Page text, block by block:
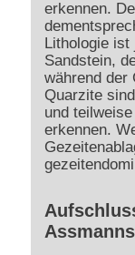
erkennen.
Lithologie ist
Sandstein,
während der
Quarzite
und
erkennen.